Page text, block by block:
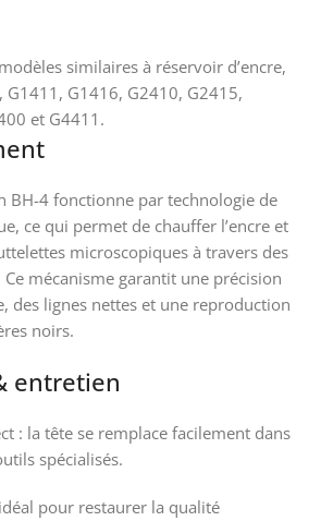
similaires à réservoir d’encre,
G1416, G2410, G2415,
et G4411.
BH-4 fonctionne par technologie de
ce qui permet de chauffer l’encre et
microscopiques à travers des
mécanisme garantit une précision
des lignes nettes et une reproduction
noirs.
entretien
: la tête se remplace facilement dans
spécialisés.
pour restaurer la qualité